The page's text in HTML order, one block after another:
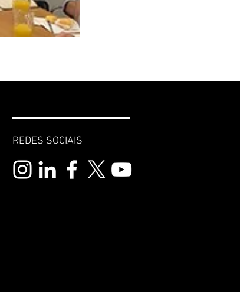
REDES SOCIAIS